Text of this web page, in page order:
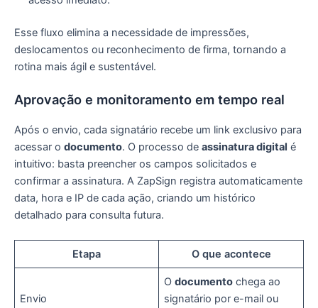
Esse fluxo elimina a necessidade de impressões,
deslocamentos ou reconhecimento de firma, tornando a
rotina mais ágil e sustentável.
Aprovação e monitoramento em tempo real
Após o envio, cada signatário recebe um link exclusivo para
acessar o documento. O processo de assinatura digital é
intuitivo: basta preencher os campos solicitados e
confirmar a assinatura. A ZapSign registra automaticamente
data, hora e IP de cada ação, criando um histórico
detalhado para consulta futura.
Etapa O que acontece
Envio
Odocumento chega ao
signatário por e-mail ou